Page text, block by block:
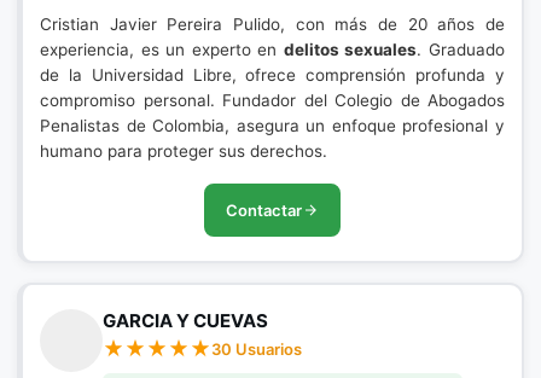
Cristian Javier Pereira Pulido, con más de 20 años de
experiencia, es un experto en delitos sexuales. Graduado
de la Universidad Libre, ofrece comprensión profunda y
compromiso personal. Fundador del Colegio de Abogados
Penalistas de Colombia, asegura un enfoque profesional y
humano para proteger sus derechos.
Contactar
GARCIA Y CUEVAS
30 Usuarios